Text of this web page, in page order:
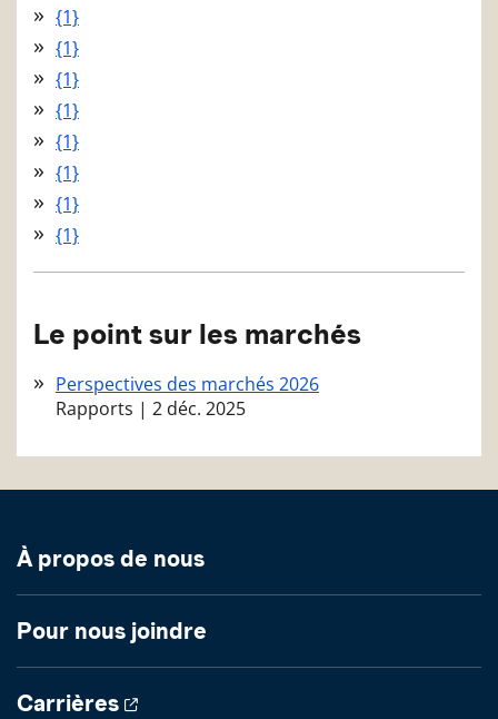
{1}
{1}
{1}
{1}
{1}
{1}
{1}
{1}
Le point sur les marchés
Perspectives des marchés 2026
Rapports | 2 déc. 2025
À propos de nous
Pour nous joindre
Carrières